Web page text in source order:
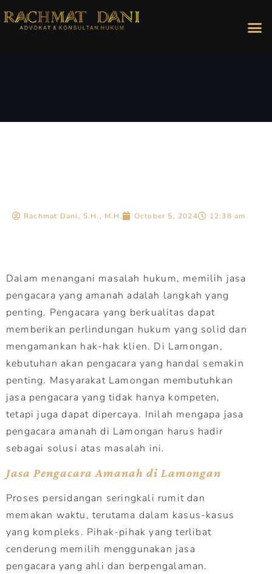
Rachmat Dani, S.H., M.H. October 5, 2024 12:38 am
Dalam menangani masalah hukum, memilih jasa
pengacara yang amanah adalah langkah yang
penting. Pengacara yang berkualitas dapat
memberikan perlindungan hukum yang solid dan
mengamankan hak-hak klien. Di Lamongan,
kebutuhan akan pengacara yang handal semakin
penting. Masyarakat Lamongan membutuhkan
jasa pengacara yang tidak hanya kompeten,
tetapi juga dapat dipercaya. Inilah mengapa jasa
pengacara amanah di Lamongan harus hadir
sebagai solusi atas masalah ini.
Jasa Pengacara Amanah di Lamongan
Proses persidangan seringkali rumit dan
memakan waktu, terutama dalam kasus-kasus
yang kompleks. Pihak-pihak yang terlibat
cenderung memilih menggunakan jasa
pengacara yang ahli dan berpengalaman.